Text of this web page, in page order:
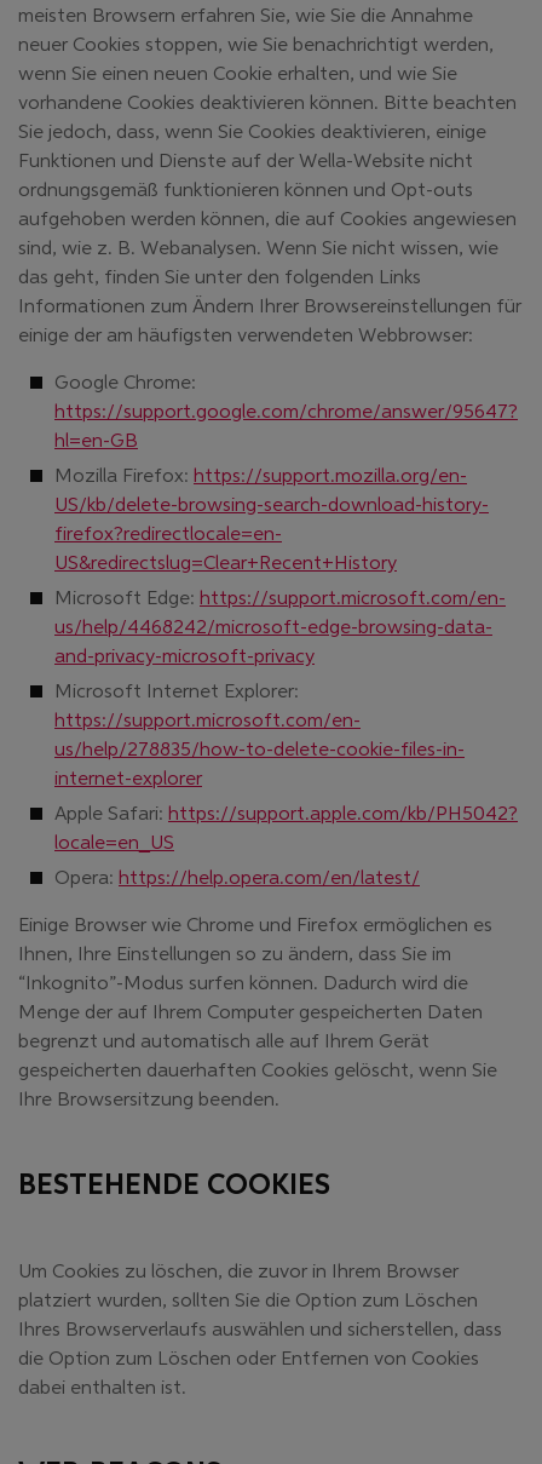
meisten Browsern erfahren Sie, wie Sie die Annahme
neuer Cookies stoppen, wie Sie benachrichtigt werden,
wenn Sie einen neuen Cookie erhalten, und wie Sie
vorhandene Cookies deaktivieren können. Bitte beachten
Sie jedoch, dass, wenn Sie Cookies deaktivieren, einige
Funktionen und Dienste auf der Wella-Website nicht
ordnungsgemäß funktionieren können und Opt-outs
aufgehoben werden können, die auf Cookies angewiesen
sind, wie z. B. Webanalysen. Wenn Sie nicht wissen, wie
das geht, finden Sie unter den folgenden Links
Informationen zum Ändern Ihrer Browsereinstellungen für
einige der am häufigsten verwendeten Webbrowser:
Google Chrome:
https://support.google.com/chrome/answer/95647?
hl=en-GB
Mozilla Firefox: https://support.mozilla.org/en-
US/kb/delete-browsing-search-download-history-
firefox?redirectlocale=en-
US&redirectslug=Clear+Recent+History(öffnet in
Microsoft Edge: https://support.microsoft.com/en-
us/help/4468242/microsoft-edge-browsing-data-
and-privacy-microsoft-privacy(öffnet in neuem Fenster)
Microsoft Internet Explorer:
https://support.microsoft.com/en-
us/help/278835/how-to-delete-cookie-files-in-
internet-explorer(öffnet in neuem Fenster)
Apple Safari: https://support.apple.com/kb/PH5042?
locale=en_US
Opera: https://help.opera.com/en/latest/
Einige Browser wie Chrome und Firefox ermöglichen es
Ihnen, Ihre Einstellungen so zu ändern, dass Sie im
“Inkognito”-Modus surfen können. Dadurch wird die
Menge der auf Ihrem Computer gespeicherten Daten
begrenzt und automatisch alle auf Ihrem Gerät
gespeicherten dauerhaften Cookies gelöscht, wenn Sie
Ihre Browsersitzung beenden.
BESTEHENDE COOKIES
Um Cookies zu löschen, die zuvor in Ihrem Browser
platziert wurden, sollten Sie die Option zum Löschen
Ihres Browserverlaufs auswählen und sicherstellen, dass
die Option zum Löschen oder Entfernen von Cookies
dabei enthalten ist.